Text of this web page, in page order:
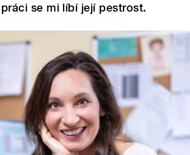
se mi líbí její pestrost.